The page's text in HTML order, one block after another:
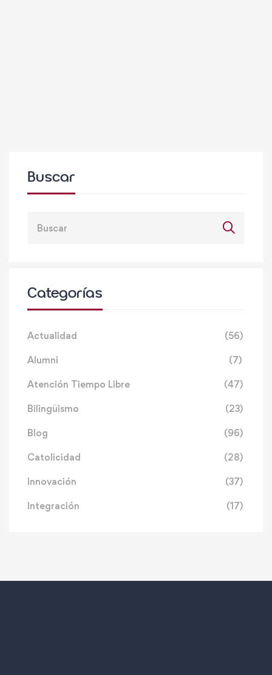
Buscar
Categorías
Actualidad (56)
Alumni (7)
Atención Tiempo Libre (47)
Bilingüismo (23)
Blog (96)
Catolicidad (28)
Innovación (37)
Integración (17)